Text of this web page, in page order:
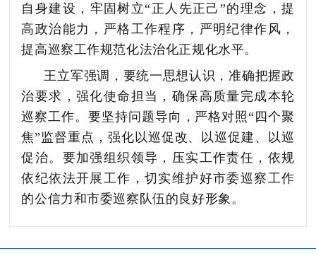
自身建设， 牢固树立“正人先正己”的理念，提
高政治能力，严格工作程序，严明纪律作风，
提高巡察工作规范化法治化正规化水平。
王立军强调，要统一思想认识，准确把握政
治要求，强化使命担当，确保高质量完成本轮
巡察工作。要坚持问题导向，严格对照“四个聚
焦”监督重点，强化以巡促改、以巡促建、以巡
促治。要加强组织领导，压实工作责任，依规
依纪依法开展工作，切实维护好市委巡察工作
的公信力和市委巡察队伍的良好形象。